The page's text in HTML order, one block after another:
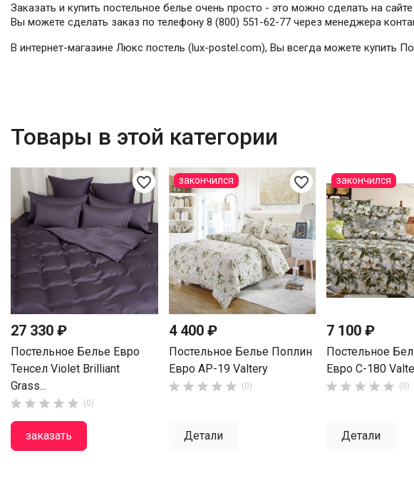
Заказать и купить постельное белье очень просто - это можно сделать на
Вы можете сделать заказ по телефону 8 (800) 551-62-77 через менеджера
В интернет-магазине Люкс постель (lux-postel.com), Вы всегда можете купить
Товары в этой категории
favorite_border
27 330 ₽
Постельное Белье Евро
Тенсел Violet Brilliant
Grass...
     (0)
заказать
favorite_border
4 400 ₽
Постельное Белье Поплин
Евро AP-19 Valtery
     (0)
Детали
закончился
7 100 ₽
Постельное
Евро С-180
     (0)
Детали
закончился